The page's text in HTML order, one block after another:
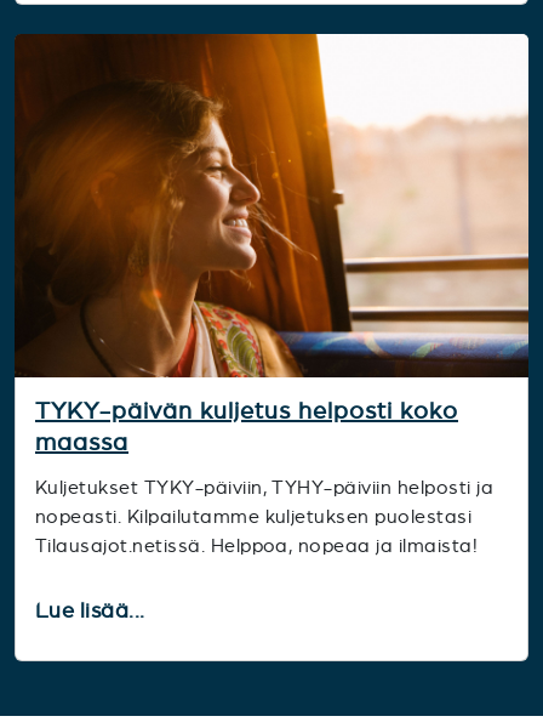
TYKY-päivän kuljetus helposti koko
maassa
Kuljetukset TYKY-päiviin, TYHY-päiviin helposti ja
nopeasti. Kilpailutamme kuljetuksen puolestasi
Tilausajot.netissä. Helppoa, nopeaa ja ilmaista!
Lue lisää...